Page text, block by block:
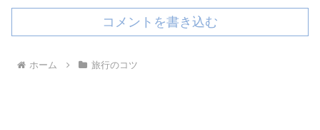
コメントを書き込む
ホーム 旅行のコツ